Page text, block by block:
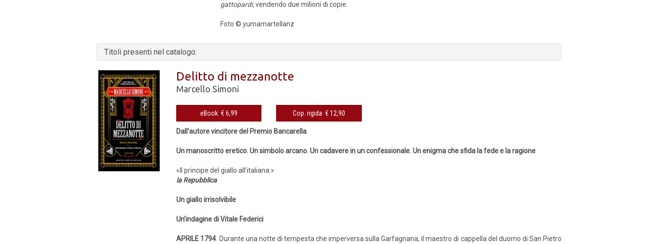
gattopardi,vendendo due milioni di copie.
Foto © yumamartellanz
Titoli presenti nel catalogo:
Delitto di mezzanotte
Marcello Simoni
eBook € 6,99 Cop. rigida € 12,90
Dall’autore vincitore del Premio Bancarella
Un manoscritto eretico. Un simbolo arcano. Un cadavere in un confessionale. Un enigma che sfida la fede e la ragione
«Il principe del giallo all’italiana.»
la Repubblica
Un giallo irrisolvibile
Un’indagine di Vitale Federici
APRILE 1794 . Durante una notte di tempesta che imperversa sulla Garfagnana, il maestro di cappella del duomo di San Pietro